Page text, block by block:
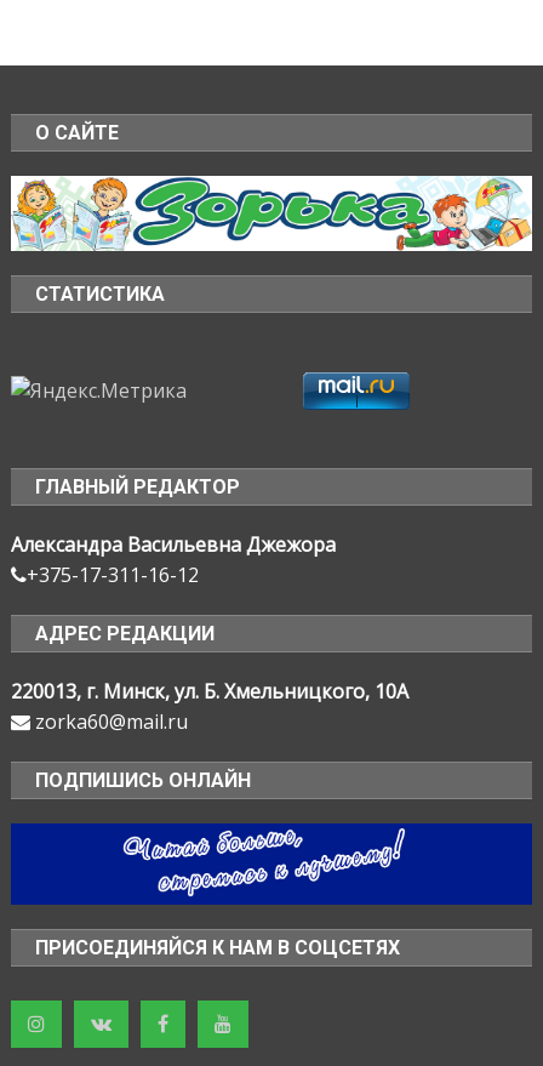
О САЙТЕ
СТАТИСТИКА
ГЛАВНЫЙ РЕДАКТОР
Александра Васильевна Джежора
+375-17-311-16-12
АДРЕС РЕДАКЦИИ
220013, г. Минск, ул. Б. Хмельницкого, 10А
zorka60@mail.ru
ПОДПИШИСЬ ОНЛАЙН
ПРИСОЕДИНЯЙСЯ К НАМ В СОЦСЕТЯХ